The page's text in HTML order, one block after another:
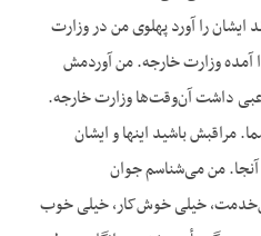
را آورد پهلوی من در وزارت
آمده وزارت خارجه. من آوردمش
داشت آن‌وقت‌ها وزارت خارجه.
باشید اینها و ایشان
آنجا. من می‌شناسم جوان
خیلی خوش‌کار، خیلی خوب